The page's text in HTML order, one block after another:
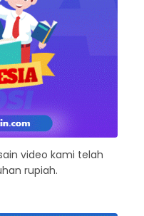
video kami telah
rupiah.